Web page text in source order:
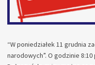
“W poniedziałek 11 grudnia
narodowych”. O godzinie